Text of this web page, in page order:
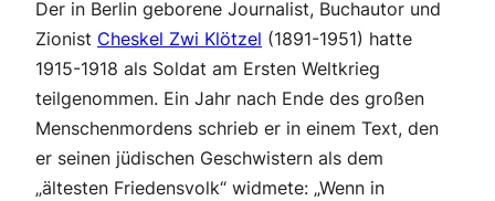
Der in Berlin geborene Journalist, Buchautor und
Zionist Cheskel Zwi Klötzel (1891-1951) hatte
1915-1918 als Soldat am Ersten Weltkrieg
teilgenommen. Ein Jahr nach Ende des großen
Menschenmordens schrieb er in einem Text, den
er seinen jüdischen Geschwistern als dem
„ältesten Friedensvolk“ widmete: „Wenn in